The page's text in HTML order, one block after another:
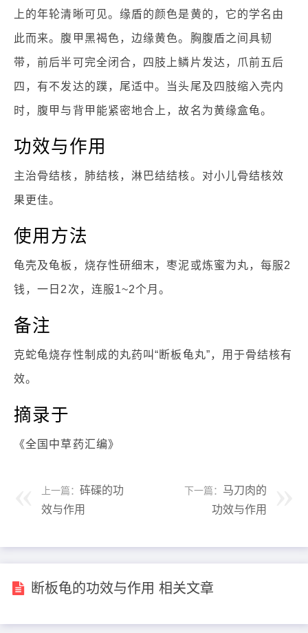
上的年轮清晰可见。缘盾的颜色是黄的，它的学名由
此而来。腹甲黑褐色，边缘黄色。胸腹盾之间具韧
带，前后半可完全闭合，四肢上鳞片发达，爪前五后
四，有不发达的蹼，尾适中。当头尾及四肢缩入壳内
时，腹甲与背甲能紧密地合上，故名为黄缘盒龟。
功效与作用
主治骨结核，肺结核，淋巴结结核。对小儿骨结核效
果更佳。
使用方法
龟壳及龟板，烧存性研细末，枣泥或炼蜜为丸，每服2
钱，一日2次，连服1~2个月。
备注
克蛇龟烧存性制成的丸药叫“断板龟丸”，用于骨结核有
效。
摘录于
《全国中草药汇编》
上一篇： 砗磲的功
效与作用
下一篇： 马刀肉的
功效与作用
断板龟的功效与作用 相关文章